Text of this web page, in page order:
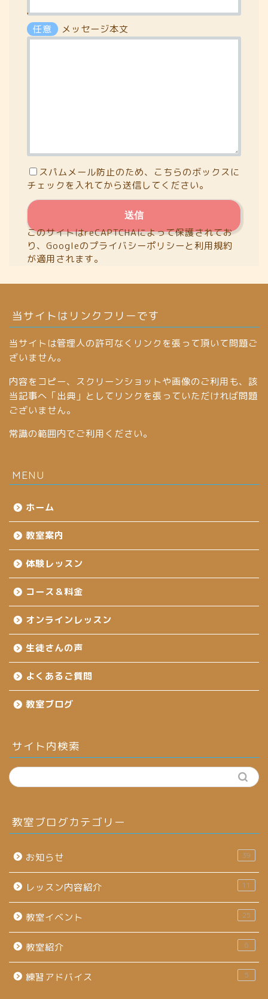
'
任意
メッセージ本文
スパムメール防止のため、こちらのボックスに
チェックを入れてから送信してください。
このサイトはreCAPTCHAによって保護されてお
り、Googleのプライバシーポリシーと利用規約
が適用されます。
当サイトはリンクフリーです
当サイトは管理人の許可なくリンクを張って頂いて問題ご
ざいません。
内容をコピー、スクリーンショットや画像のご利用も、該
当記事へ「出典」としてリンクを張っていただければ問題
ございません。
常識の範囲内でご利用ください。
MENU
ホーム
教室案内
体験レッスン
コース＆料金
オンラインレッスン
生徒さんの声
よくあるご質問
教室ブログ
サイト内検索
教室ブログカテゴリー
お知らせ 39
レッスン内容紹介 11
教室イベント 25
教室紹介 6
練習アドバイス 5